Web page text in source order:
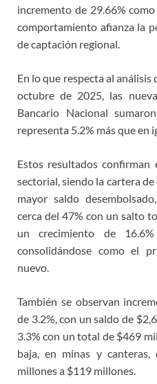
incremento de 29.66%
comportamiento afianza la
de captación regional.
En lo que respecta al
octubre de 2025, las
Bancario Nacional
representa 5.2% más que en
Estos resultados confirman
sectorial, siendo la cartera
mayor saldo
cerca del 47% con un salto
un crecimiento de
consolidándose como el
nuevo.
También se observan
de 3.2%, con un saldo de
3.3% con un total de $469
baja, en minas y
millones a $119 millones.